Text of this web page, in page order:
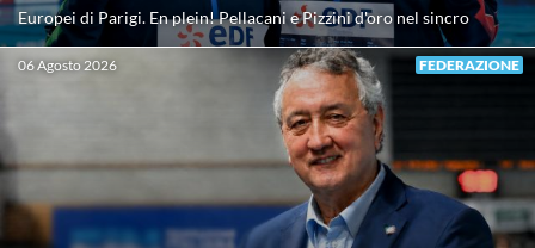
Cookie Policy
Flash News
Europei di Parigi. En plein! Pellacani e Pizzini d'oro nel sincro
06 Agosto 2026 FEDERAZIONE